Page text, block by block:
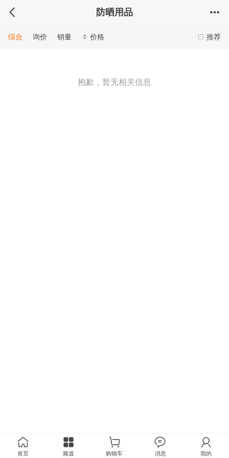
防晒用品
推荐
综合 询价 销量 价格
抱歉，暂无相关信息
首页 频道 购物车 消息 我的